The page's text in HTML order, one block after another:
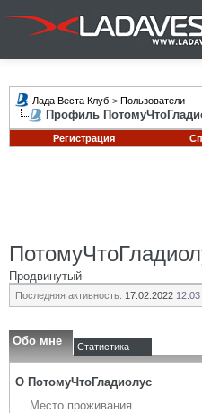
Лада Веста Клуб > Пользователи
Профиль
Регистрация
Продвинутый
Последняя активность: 17.02.2022 12:03
Обо мне Статистика
О ПотомуЧтоГладиолус
Место проживания